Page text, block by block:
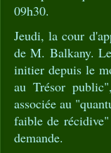
09h30.
Jeudi, la cour
de M. Balkany.
initier depuis le
au Trésor
associée au
faible de
demande.